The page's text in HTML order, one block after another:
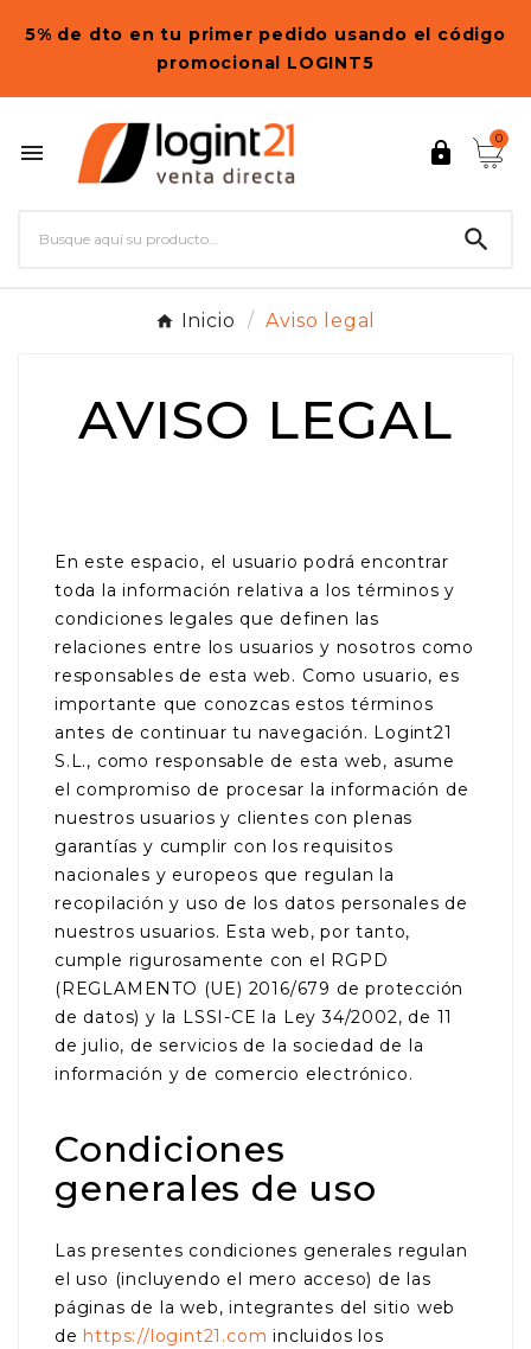
5% de dto en tu primer pedido usando el código
promocional LOGINT5
 
0

Inicio Aviso legal
AVISO LEGAL
En este espacio, el usuario podrá encontrar
toda la información relativa a los términos y
condiciones legales que definen las
relaciones entre los usuarios y nosotros como
responsables de esta web. Como usuario, es
importante que conozcas estos términos
antes de continuar tu navegación. Logint21
S.L., como responsable de esta web, asume
el compromiso de procesar la información de
nuestros usuarios y clientes con plenas
garantías y cumplir con los requisitos
nacionales y europeos que regulan la
recopilación y uso de los datos personales de
nuestros usuarios. Esta web, por tanto,
cumple rigurosamente con el RGPD
(REGLAMENTO (UE) 2016/679 de protección
de datos) y la LSSI-CE la Ley 34/2002, de 11
de julio, de servicios de la sociedad de la
información y de comercio electrónico.
Condiciones
generales de uso
Las presentes condiciones generales regulan
el uso (incluyendo el mero acceso) de las
páginas de la web, integrantes del sitio web
de https://logint21.com incluidos los